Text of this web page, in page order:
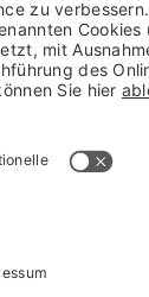
seit 2010
der